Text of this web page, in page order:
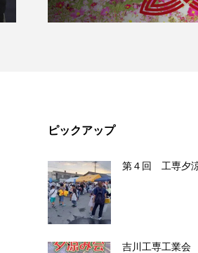
ピックアップ
第４回 工専夕
吉川工専工業会